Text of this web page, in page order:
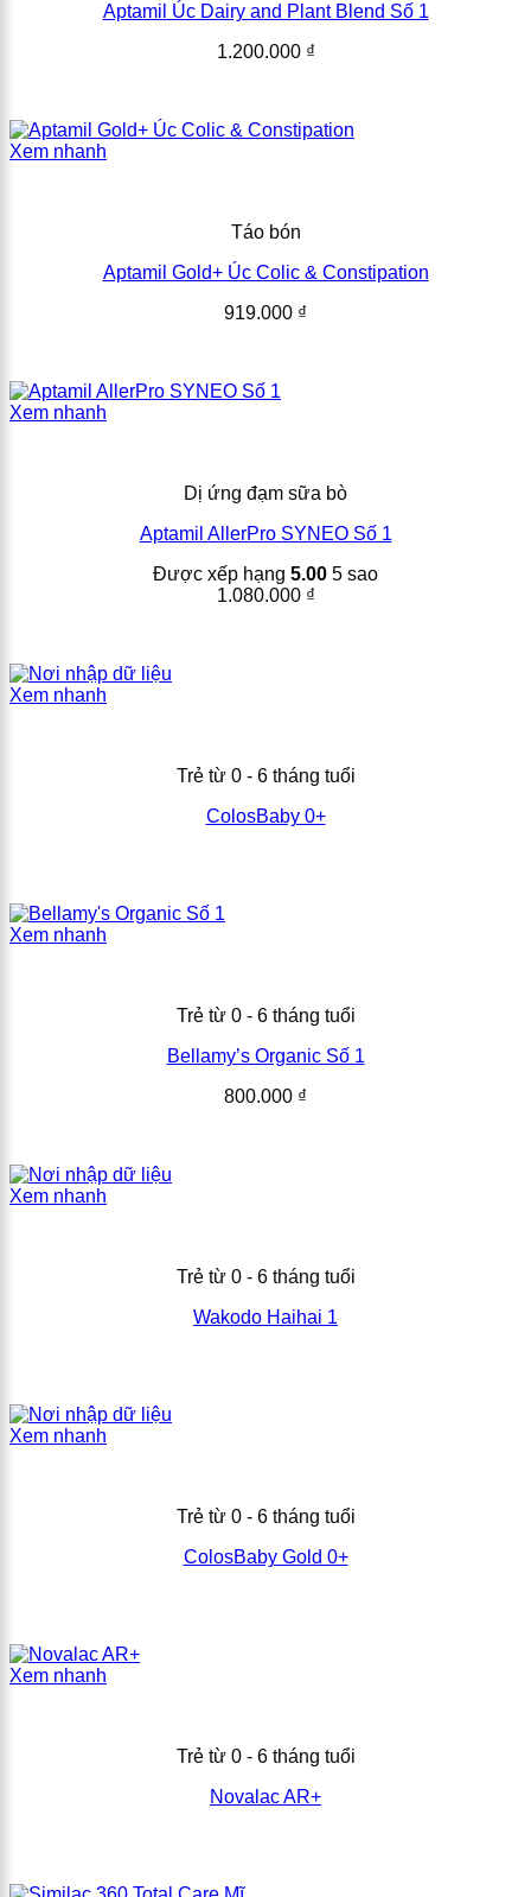
Aptamil Úc Dairy and Plant Blend Số 1
1.200.000 ₫
Xem nhanh
Táo bón
Aptamil Gold+ Úc Colic & Constipation
919.000 ₫
Xem nhanh
Dị ứng đạm sữa bò
Aptamil AllerPro SYNEO Số 1
Được xếp hạng 5.00 5 sao
1.080.000 ₫
Xem nhanh
Trẻ từ 0 - 6 tháng tuổi
ColosBaby 0+
Xem nhanh
Trẻ từ 0 - 6 tháng tuổi
Bellamy’s Organic Số 1
800.000 ₫
Xem nhanh
Trẻ từ 0 - 6 tháng tuổi
Wakodo Haihai 1
Xem nhanh
Trẻ từ 0 - 6 tháng tuổi
ColosBaby Gold 0+
Xem nhanh
Trẻ từ 0 - 6 tháng tuổi
Novalac AR+